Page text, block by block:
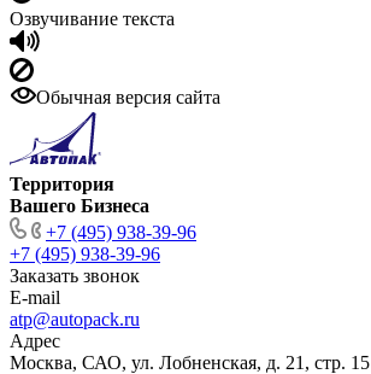
Озвучивание текста
Обычная версия сайта
Территория
Вашего Бизнеса
+7 (495) 938-39-96
+7 (495) 938-39-96
Заказать звонок
E-mail
atp@autopack.ru
Адрес
Москва, САО, ул. Лобненская, д. 21, стр. 15